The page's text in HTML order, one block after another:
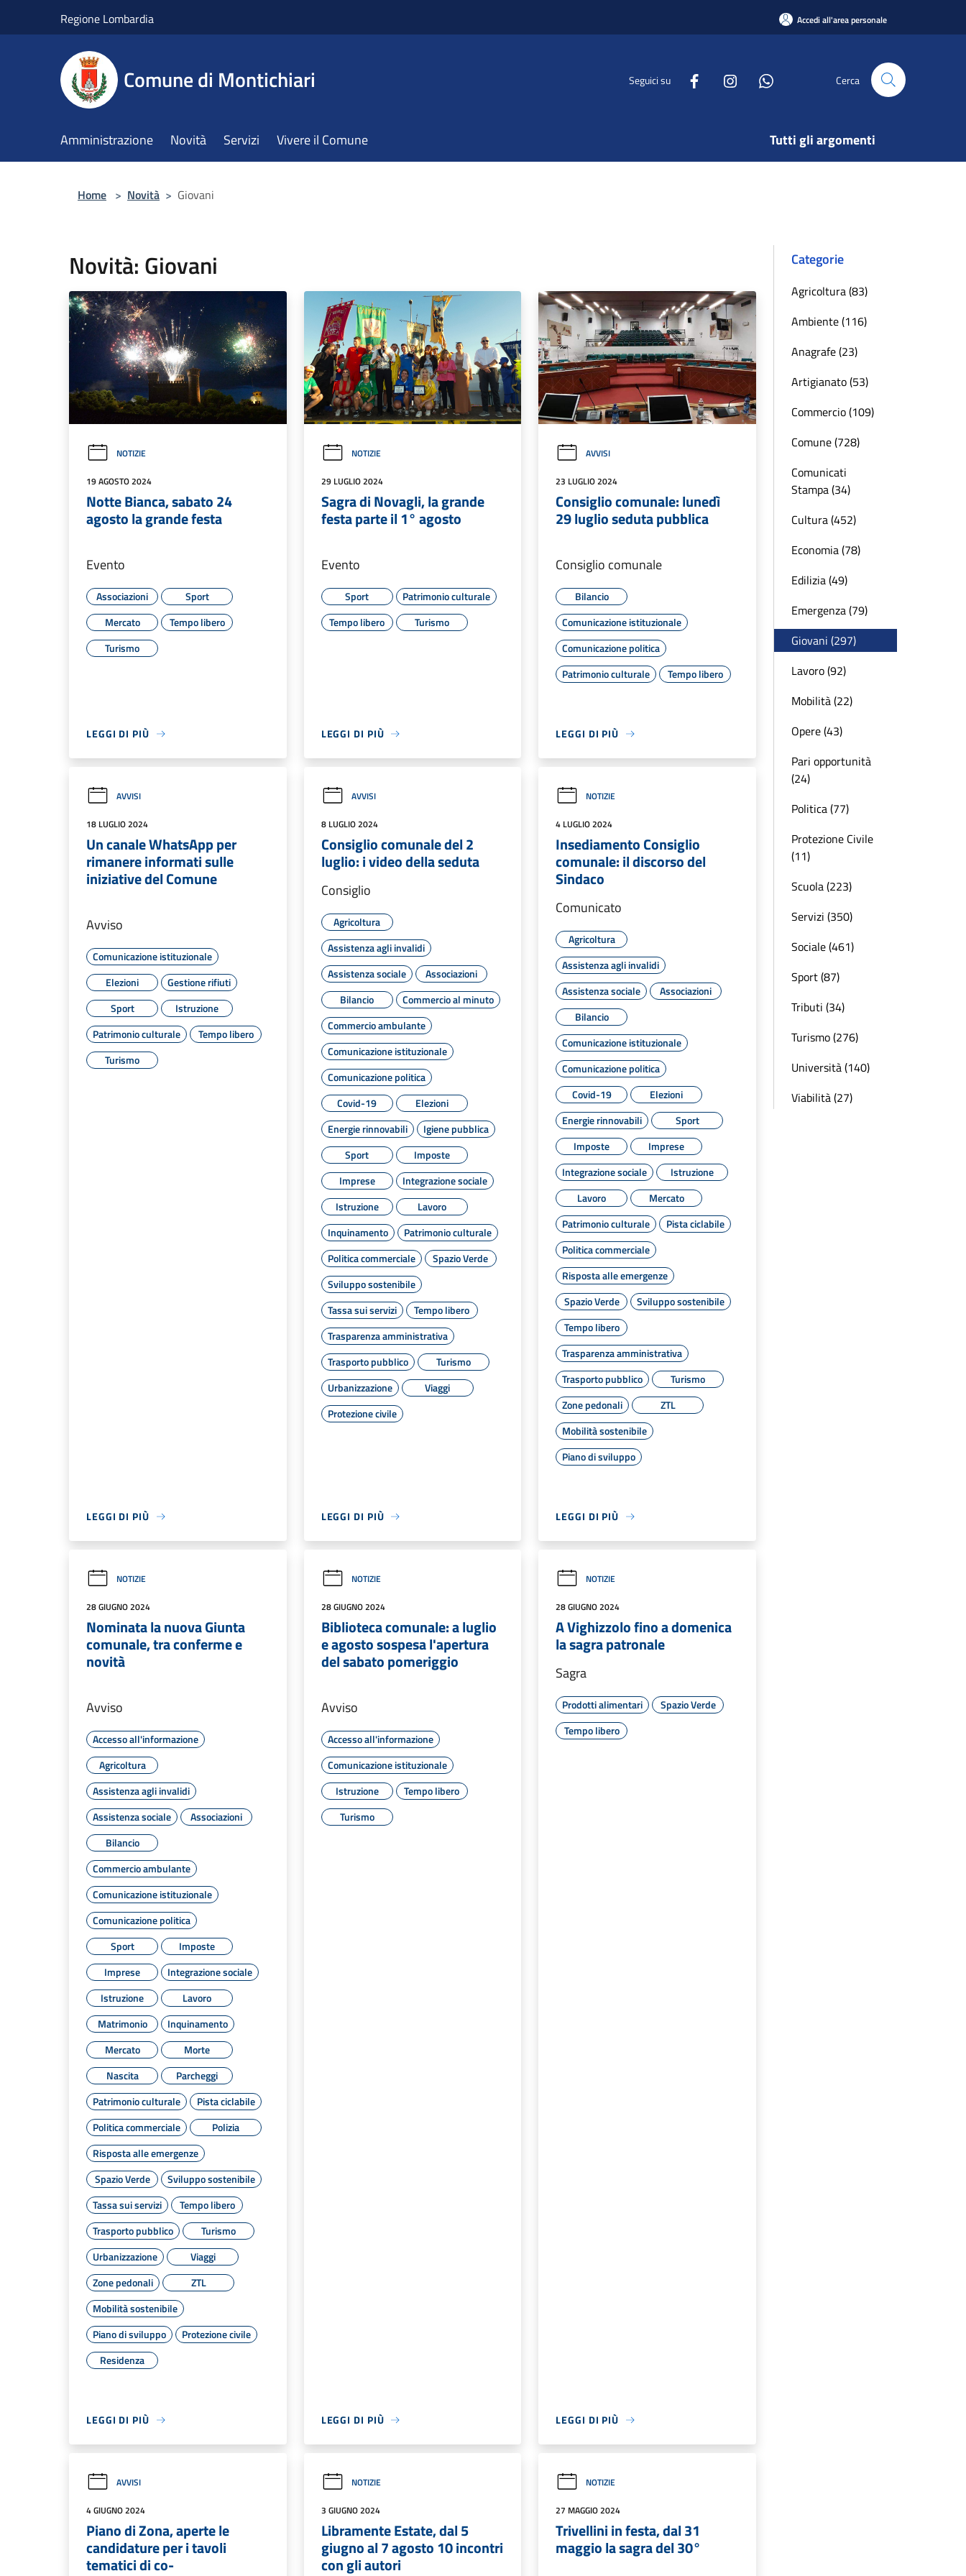
Regione Lombardia Accedi all'area personale
Comune di Montichiari Seguici su Cerca
Amministrazione Novità Servizi Vivere il Comune Tutti gli argomenti
Home > Novità > Giovani
Novità: Giovani
NOTIZIE
19 AGOSTO 2024
Notte Bianca, sabato 24
agosto la grande festa
Evento
Associazioni
Sport
Mercato
Tempo libero
Turismo
LEGGI DI PIÙ
NOTIZIE
29 LUGLIO 2024
Sagra di Novagli, la grande
festa parte il 1° agosto
Evento
Sport
Patrimonio culturale
Tempo libero
Turismo
LEGGI DI PIÙ
AVVISI
23 LUGLIO 2024
Consiglio comunale: lunedì
29 luglio seduta pubblica
Consiglio comunale
Bilancio
Comunicazione istituzionale
Comunicazione politica
Patrimonio culturale
Tempo libero
LEGGI DI PIÙ
AVVISI
18 LUGLIO 2024
Un canale WhatsApp per
rimanere informati sulle
iniziative del Comune
Avviso
Comunicazione istituzionale
Elezioni
Gestione rifiuti
Sport
Istruzione
Patrimonio culturale
Tempo libero
Turismo
LEGGI DI PIÙ
AVVISI
8 LUGLIO 2024
Consiglio comunale del 2
luglio: i video della seduta
Consiglio
Agricoltura
Assistenza agli invalidi
Assistenza sociale
Associazioni
Bilancio
Commercio al minuto
Commercio ambulante
Comunicazione istituzionale
Comunicazione politica
Covid-19
Elezioni
Energie rinnovabili
Igiene pubblica
Sport
Imposte
Imprese
Integrazione sociale
Istruzione
Lavoro
Inquinamento
Patrimonio culturale
Politica commerciale
Spazio Verde
Sviluppo sostenibile
Tassa sui servizi
Tempo libero
Trasparenza amministrativa
Trasporto pubblico
Turismo
Urbanizzazione
Viaggi
Protezione civile
LEGGI DI PIÙ
NOTIZIE
4 LUGLIO 2024
Insediamento Consiglio
comunale: il discorso del
Sindaco
Comunicato
Agricoltura
Assistenza agli invalidi
Assistenza sociale
Associazioni
Bilancio
Comunicazione istituzionale
Comunicazione politica
Covid-19
Elezioni
Energie rinnovabili
Sport
Imposte
Imprese
Integrazione sociale
Istruzione
Lavoro
Mercato
Patrimonio culturale
Pista ciclabile
Politica commerciale
Risposta alle emergenze
Spazio Verde
Sviluppo sostenibile
Tempo libero
Trasparenza amministrativa
Trasporto pubblico
Turismo
Zone pedonali
ZTL
Mobilità sostenibile
Piano di sviluppo
LEGGI DI PIÙ
NOTIZIE
28 GIUGNO 2024
Nominata la nuova Giunta
comunale, tra conferme e
novità
Avviso
Accesso all'informazione
Agricoltura
Assistenza agli invalidi
Assistenza sociale
Associazioni
Bilancio
Commercio ambulante
Comunicazione istituzionale
Comunicazione politica
Sport
Imposte
Imprese
Integrazione sociale
Istruzione
Lavoro
Matrimonio
Inquinamento
Mercato
Morte
Nascita
Parcheggi
Patrimonio culturale
Pista ciclabile
Politica commerciale
Polizia
Risposta alle emergenze
Spazio Verde
Sviluppo sostenibile
Tassa sui servizi
Tempo libero
Trasporto pubblico
Turismo
Urbanizzazione
Viaggi
Zone pedonali
ZTL
Mobilità sostenibile
Piano di sviluppo
Protezione civile
Residenza
LEGGI DI PIÙ
NOTIZIE
28 GIUGNO 2024
Biblioteca comunale: a luglio
e agosto sospesa l'apertura
del sabato pomeriggio
Avviso
Accesso all'informazione
Comunicazione istituzionale
Istruzione
Tempo libero
Turismo
LEGGI DI PIÙ
NOTIZIE
28 GIUGNO 2024
A Vighizzolo fino a domenica
la sagra patronale
Sagra
Prodotti alimentari
Spazio Verde
Tempo libero
LEGGI DI PIÙ
AVVISI
4 GIUGNO 2024
Piano di Zona, aperte le
candidature per i tavoli
tematici di co-
NOTIZIE
3 GIUGNO 2024
Libramente Estate, dal 5
giugno al 7 agosto 10 incontri
con gli autori
NOTIZIE
27 MAGGIO 2024
Trivellini in festa, dal 31
maggio la sagra del 30°
Categorie
Agricoltura (83)
Ambiente (116)
Anagrafe (23)
Artigianato (53)
Commercio (109)
Comune (728)
Comunicati
Stampa (34)
Cultura (452)
Economia (78)
Edilizia (49)
Emergenza (79)
Giovani (297)
Lavoro (92)
Mobilità (22)
Opere (43)
Pari opportunità
(24)
Politica (77)
Protezione Civile
(11)
Scuola (223)
Servizi (350)
Sociale (461)
Sport (87)
Tributi (34)
Turismo (276)
Università (140)
Viabilità (27)